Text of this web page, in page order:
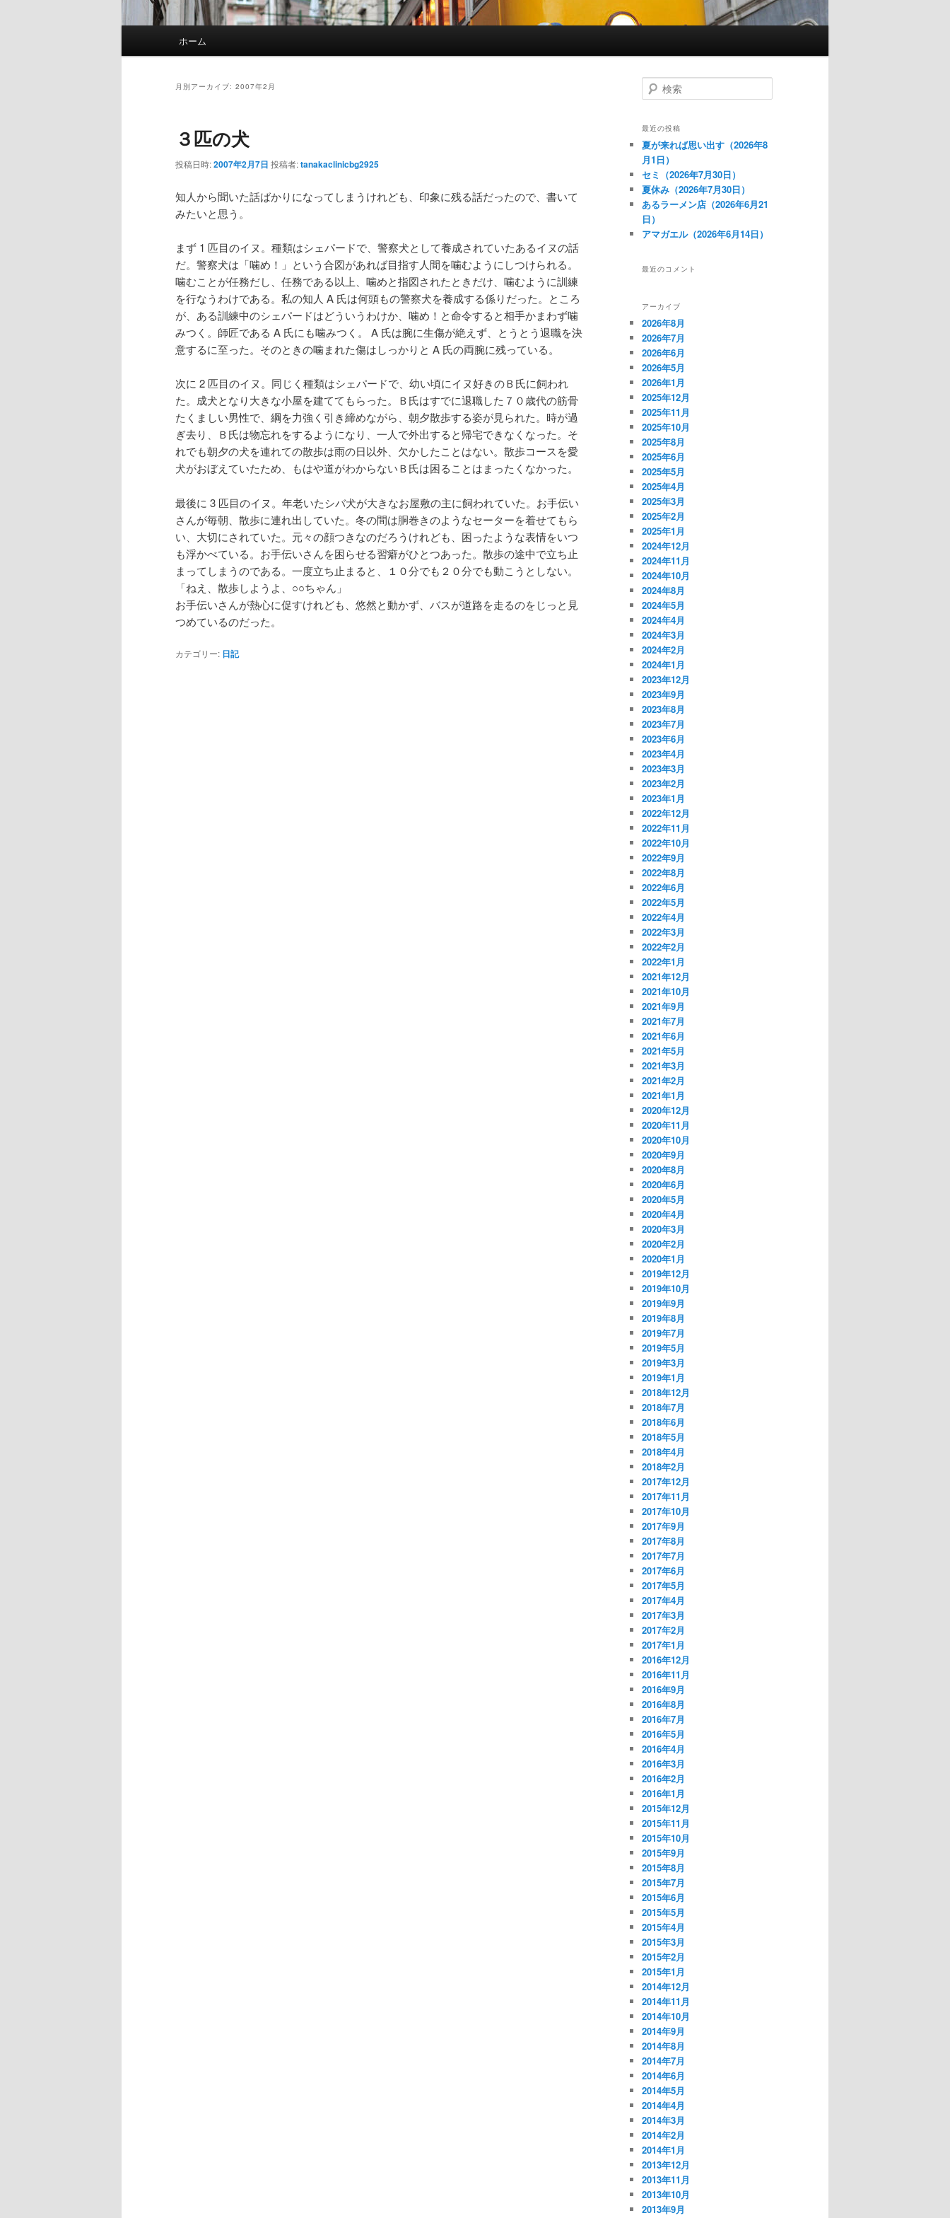
メ
コ
テ
ン
ツ
へ
移
動
サ
ン
ン
ツ
へ
移
動
ホーム
月別アーカイブ: 2007年2月
３匹の犬
投稿日時:2007年2月7日 投稿者:tanakaclinicbg2925
知人から聞いた話ばかりになってしまうけれども、印象に残る話だったので、書いて
みたいと思う。
まず 1 匹目のイヌ。種類はシェパードで、警察犬として養成されていたあるイヌの話
だ。警察犬は「噛め！」という合図があれば目指す人間を噛むようにしつけられる。
噛むことが任務だし、任務である以上、噛めと指図されたときだけ、噛むように訓練
を行なうわけである。私の知人 A 氏は何頭もの警察犬を養成する係りだった。ところ
が、ある訓練中のシェパードはどういうわけか、噛め！と命令すると相手かまわず噛
みつく。師匠である A 氏にも噛みつく。 A 氏は腕に生傷が絶えず、とうとう退職を決
意するに至った。そのときの噛まれた傷はしっかりと A 氏の両腕に残っている。
次に 2 匹目のイヌ。同じく種類はシェパードで、幼い頃にイヌ好きのＢ氏に飼われ
た。成犬となり大きな小屋を建ててもらった。Ｂ氏はすでに退職した７０歳代の筋骨
たくましい男性で、綱を力強く引き締めながら、朝夕散歩する姿が見られた。時が過
ぎ去り、Ｂ氏は物忘れをするようになり、一人で外出すると帰宅できなくなった。そ
れでも朝夕の犬を連れての散歩は雨の日以外、欠かしたことはない。散歩コースを愛
犬がおぼえていたため、もはや道がわからないＢ氏は困ることはまったくなかった。
最後に 3 匹目のイヌ。年老いたシバ犬が大きなお屋敷の主に飼われていた。お手伝い
さんが毎朝、散歩に連れ出していた。冬の間は胴巻きのようなセーターを着せてもら
い、大切にされていた。元々の顔つきなのだろうけれども、困ったような表情をいつ
も浮かべている。お手伝いさんを困らせる習癖がひとつあった。散歩の途中で立ち止
まってしまうのである。一度立ち止まると、１０分でも２０分でも動こうとしない。
「ねえ、散歩しようよ、○○ちゃん」
お手伝いさんが熱心に促すけれども、悠然と動かず、バスが道路を走るのをじっと見
つめているのだった。
カテゴリー: 日記
検
索
最近の投稿
夏が来れば思い出す（2026年8
月1日）
セミ（2026年7月30日）
夏休み（2026年7月30日）
あるラーメン店（2026年6月21
日）
アマガエル（2026年6月14日）
最近のコメント
アーカイブ
2026年8月
2026年7月
2026年6月
2026年5月
2026年1月
2025年12月
2025年11月
2025年10月
2025年8月
2025年6月
2025年5月
2025年4月
2025年3月
2025年2月
2025年1月
2024年12月
2024年11月
2024年10月
2024年8月
2024年5月
2024年4月
2024年3月
2024年2月
2024年1月
2023年12月
2023年9月
2023年8月
2023年7月
2023年6月
2023年4月
2023年3月
2023年2月
2023年1月
2022年12月
2022年11月
2022年10月
2022年9月
2022年8月
2022年6月
2022年5月
2022年4月
2022年3月
2022年2月
2022年1月
2021年12月
2021年10月
2021年9月
2021年7月
2021年6月
2021年5月
2021年3月
2021年2月
2021年1月
2020年12月
2020年11月
2020年10月
2020年9月
2020年8月
2020年6月
2020年5月
2020年4月
2020年3月
2020年2月
2020年1月
2019年12月
2019年10月
2019年9月
2019年8月
2019年7月
2019年5月
2019年3月
2019年1月
2018年12月
2018年7月
2018年6月
2018年5月
2018年4月
2018年2月
2017年12月
2017年11月
2017年10月
2017年9月
2017年8月
2017年7月
2017年6月
2017年5月
2017年4月
2017年3月
2017年2月
2017年1月
2016年12月
2016年11月
2016年9月
2016年8月
2016年7月
2016年5月
2016年4月
2016年3月
2016年2月
2016年1月
2015年12月
2015年11月
2015年10月
2015年9月
2015年8月
2015年7月
2015年6月
2015年5月
2015年4月
2015年3月
2015年2月
2015年1月
2014年12月
2014年11月
2014年10月
2014年9月
2014年8月
2014年7月
2014年6月
2014年5月
2014年4月
2014年3月
2014年2月
2014年1月
2013年12月
2013年11月
2013年10月
2013年9月